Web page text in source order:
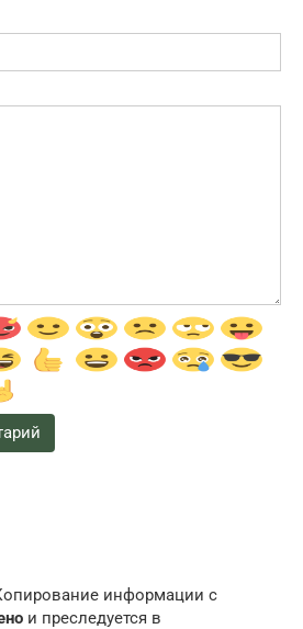
информации с
и преследуется в